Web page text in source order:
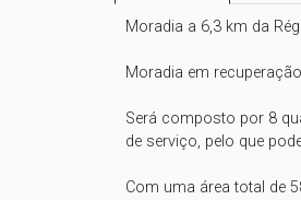
Moradia a 6,3 km da
Moradia em
Será composto por 8
de serviço, pelo que
Com uma área total de